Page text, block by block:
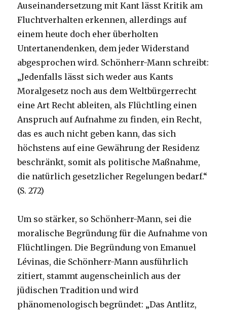
Auseinandersetzung mit Kant lässt Kritik am
Fluchtverhalten erkennen, allerdings auf
einem heute doch eher überholten
Untertanendenken, dem jeder Widerstand
abgesprochen wird. Schönherr-Mann schreibt:
„Jedenfalls lässt sich weder aus Kants
Moralgesetz noch aus dem Weltbürgerrecht
eine Art Recht ableiten, als Flüchtling einen
Anspruch auf Aufnahme zu finden, ein Recht,
das es auch nicht geben kann, das sich
höchstens auf eine Gewährung der Residenz
beschränkt, somit als politische Maßnahme,
die natürlich gesetzlicher Regelungen bedarf.“
(S. 272)
Um so stärker, so Schönherr-Mann, sei die
moralische Begründung für die Aufnahme von
Flüchtlingen. Die Begründung von Emanuel
Lévinas, die Schönherr-Mann ausführlich
zitiert, stammt augenscheinlich aus der
jüdischen Tradition und wird
phänomenologisch begründet: „Das Antlitz,